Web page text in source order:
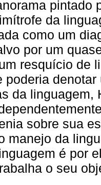
pintado
da
como um
por um
resquício de
poderia
da linguagem,
sobre sua
manejo da
é por
o seu